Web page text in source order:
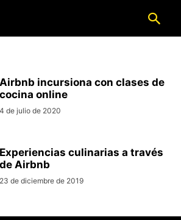
Airbnb incursiona con clases de
cocina online
4 de julio de 2020
Experiencias culinarias a través
de Airbnb
23 de diciembre de 2019